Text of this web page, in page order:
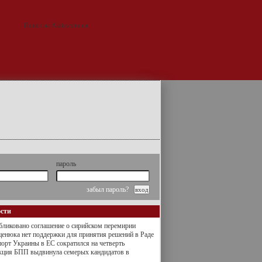
пароль
забыл пароль?
соглашение о сирийском перемирии
нет поддержки для принятия решений в Раде
Украины в ЕС сократился на четверть
БПП выдвинула семерых кандидатов в